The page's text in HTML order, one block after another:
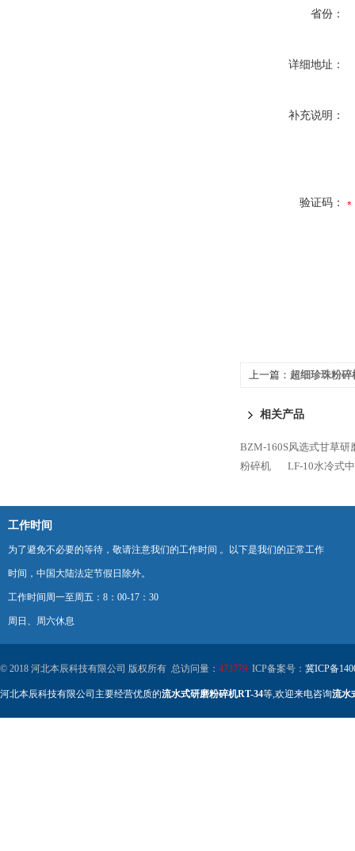
省份：
详细地址：
补充说明：
验证码：
上一篇： 超细珍珠粉碎
相关产品
BZM-160S风选式甘草研
粉碎机
LF-10水冷式
工作时间
为了避免不必要的等待，敬请注意我们的工作时间 。以下是我们的正常工作
时间，中国大陆法定节假日除外。
工作时间周一至周五：8：00-17：30
周日、周六休息
© 2018 河北本辰科技有限公司 版权所有 总访问量： 473779 ICP备案号： 冀ICP备
河北本辰科技有限公司主要经营优质的流水式研磨粉碎机RT-34等,欢迎来电咨询流水